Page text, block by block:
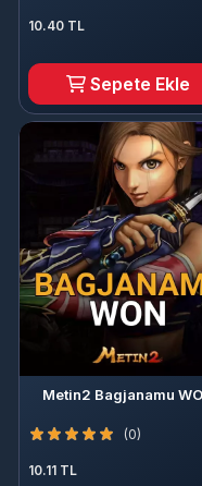
10.40 TL
Sepete Ekle
Metin2 Bagjanamu
(0)
10.11 TL